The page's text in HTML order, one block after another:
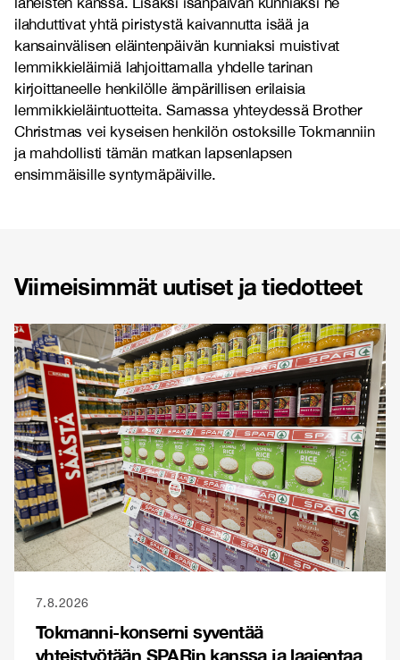
ilahduttivat yhtä piristystä kaivannutta isää ja
kansainvälisen eläintenpäivän kunniaksi muistivat
lemmikkieläimiä lahjoittamalla yhdelle tarinan
kirjoittaneelle henkilölle ämpärillisen erilaisia
lemmikkieläintuotteita. Samassa yhteydessä Brother
Christmas vei kyseisen henkilön ostoksille Tokmanniin
ja mahdollisti tämän matkan lapsenlapsen
ensimmäisille syntymäpäiville.
Viimeisimmät uutiset ja tiedotteet
7.8.2026
Tokmanni-konserni syventää
yhteistyötään SPARin kanssa ja laajentaa